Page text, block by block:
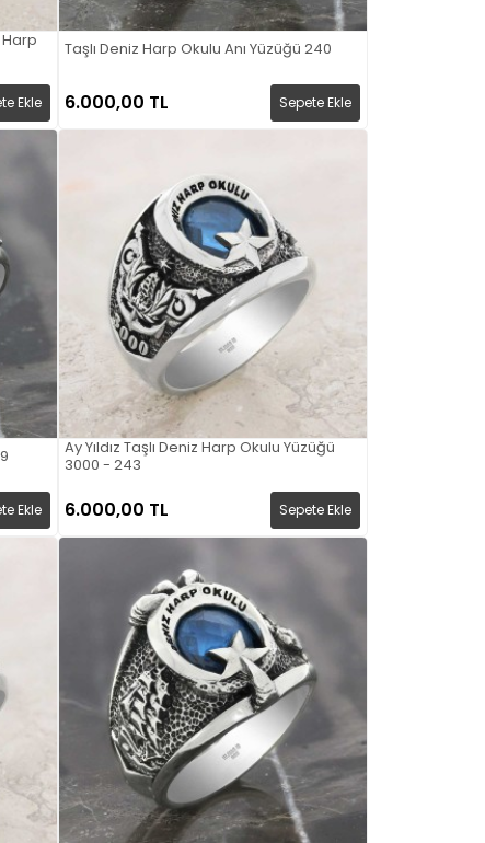
Ekle
Taşlı Deniz Harp Okulu Anı Yüzüğü 240
6.000,00 TL Sepete Ekle
Ekle
Ay Yıldız Taşlı Deniz Harp Okulu Yüzüğü
3000 - 243
6.000,00 TL Sepete Ekle